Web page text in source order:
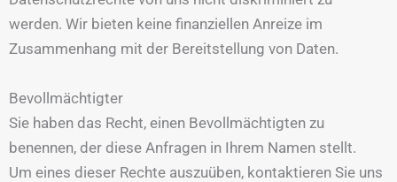
werden. Wir bieten keine finanziellen Anreize im
Zusammenhang mit der Bereitstellung von Daten.
Bevollmächtigter
Sie haben das Recht, einen Bevollmächtigten zu
benennen, der diese Anfragen in Ihrem Namen stellt.
Um eines dieser Rechte auszuüben, kontaktieren Sie uns